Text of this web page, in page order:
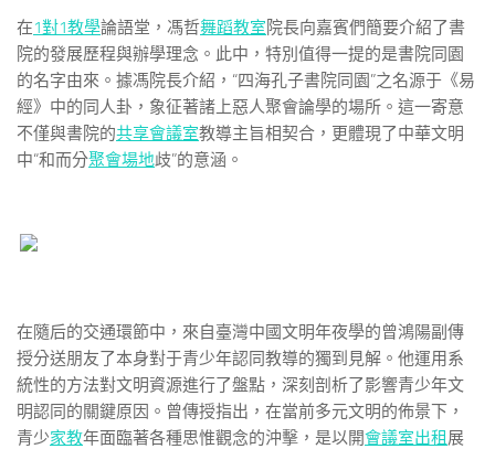
在1對1教學論語堂，馮哲舞蹈教室院長向嘉賓們簡要介紹了書
院的發展歷程與辦學理念。此中，特別值得一提的是書院同園
的名字由來。據馮院長介紹，“四海孔子書院同園”之名源于《易
經》中的同人卦，象征著諸上惡人聚會論學的場所。這一寄意
不僅與書院的共享會議室教導主旨相契合，更體現了中華文明
中“和而分聚會場地歧”的意涵。
在隨后的交通環節中，來自臺灣中國文明年夜學的曾鴻陽副傳
授分送朋友了本身對于青少年認同教導的獨到見解。他運用系
統性的方法對文明資源進行了盤點，深刻剖析了影響青少年文
明認同的關鍵原因。曾傳授指出，在當前多元文明的佈景下，
青少家教年面臨著各種思惟觀念的沖擊，是以開會議室出租 展